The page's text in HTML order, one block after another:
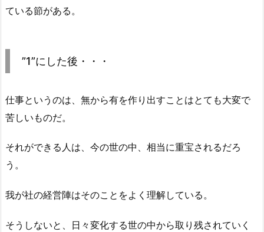
ている節がある。
”1”にした後・・・
仕事というのは、無から有を作り出すことはとても大変で
苦しいものだ。
それができる人は、今の世の中、相当に重宝されるだろ
う。
我が社の経営陣はそのことをよく理解している。
そうしないと、日々変化する世の中から取り残されていく